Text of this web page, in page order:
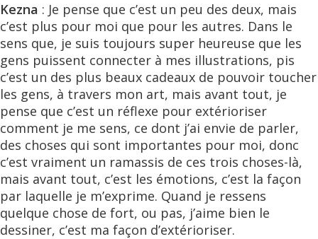
Kezna : Je pense que c’est un peu des deux, mais
c’est plus pour moi que pour les autres. Dans le
sens que, je suis toujours super heureuse que les
gens puissent connecter à mes illustrations, pis
c’est un des plus beaux cadeaux de pouvoir toucher
les gens, à travers mon art, mais avant tout, je
pense que c’est un réflexe pour extérioriser
comment je me sens, ce dont j’ai envie de parler,
des choses qui sont importantes pour moi, donc
c’est vraiment un ramassis de ces trois choses-là,
mais avant tout, c’est les émotions, c’est la façon
par laquelle je m’exprime. Quand je ressens
quelque chose de fort, ou pas, j’aime bien le
dessiner, c’est ma façon d’extérioriser.